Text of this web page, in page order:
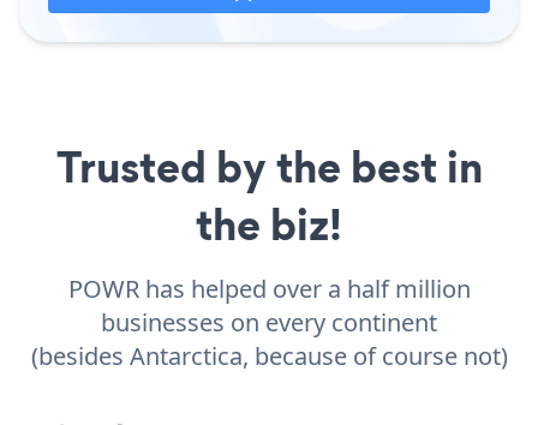
Trusted by the best in
the biz!
POWR has helped over a half million
businesses on every continent
(besides Antarctica, because of course not)